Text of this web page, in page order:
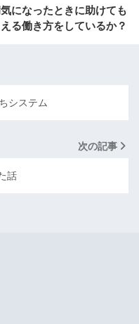
になったときに助けても
る働き方をしているか？
システム
次の記事
話